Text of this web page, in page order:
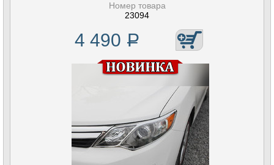
Номер товара
23094
4 490 Р